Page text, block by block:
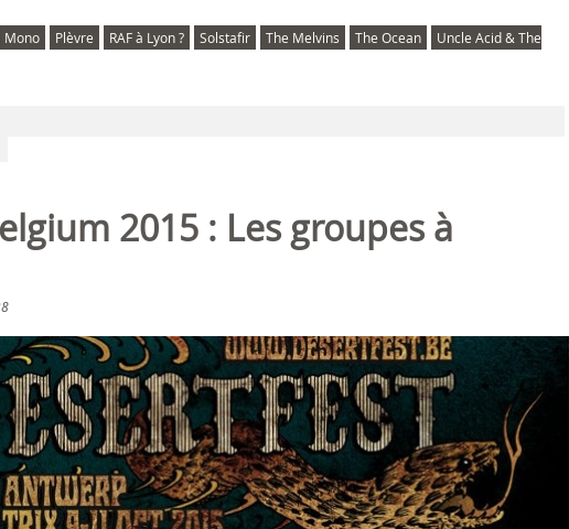
Mono Plèvre RAF à Lyon ? Solstafir The Melvins The Ocean
Uncle Acid & The
2015 : Les groupes à